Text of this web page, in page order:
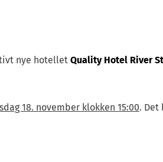
nye hotellet Quality Hotel River
18. november klokken 15:00. Det